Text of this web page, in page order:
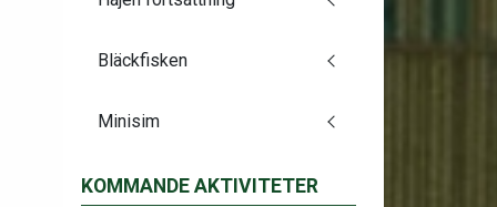
Bläckfisken
Minisim
KOMMANDE AKTIVITETER